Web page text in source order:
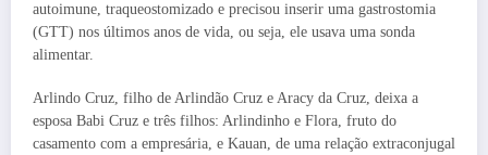
autoimune, traqueostomizado e precisou inserir uma gastrostomia
(GTT) nos últimos anos de vida, ou seja, ele usava uma sonda
alimentar.
Arlindo Cruz, filho de Arlindão Cruz e Aracy da Cruz, deixa a
esposa Babi Cruz e três filhos: Arlindinho e Flora, fruto do
casamento com a empresária, e Kauan, de uma relação extraconjugal